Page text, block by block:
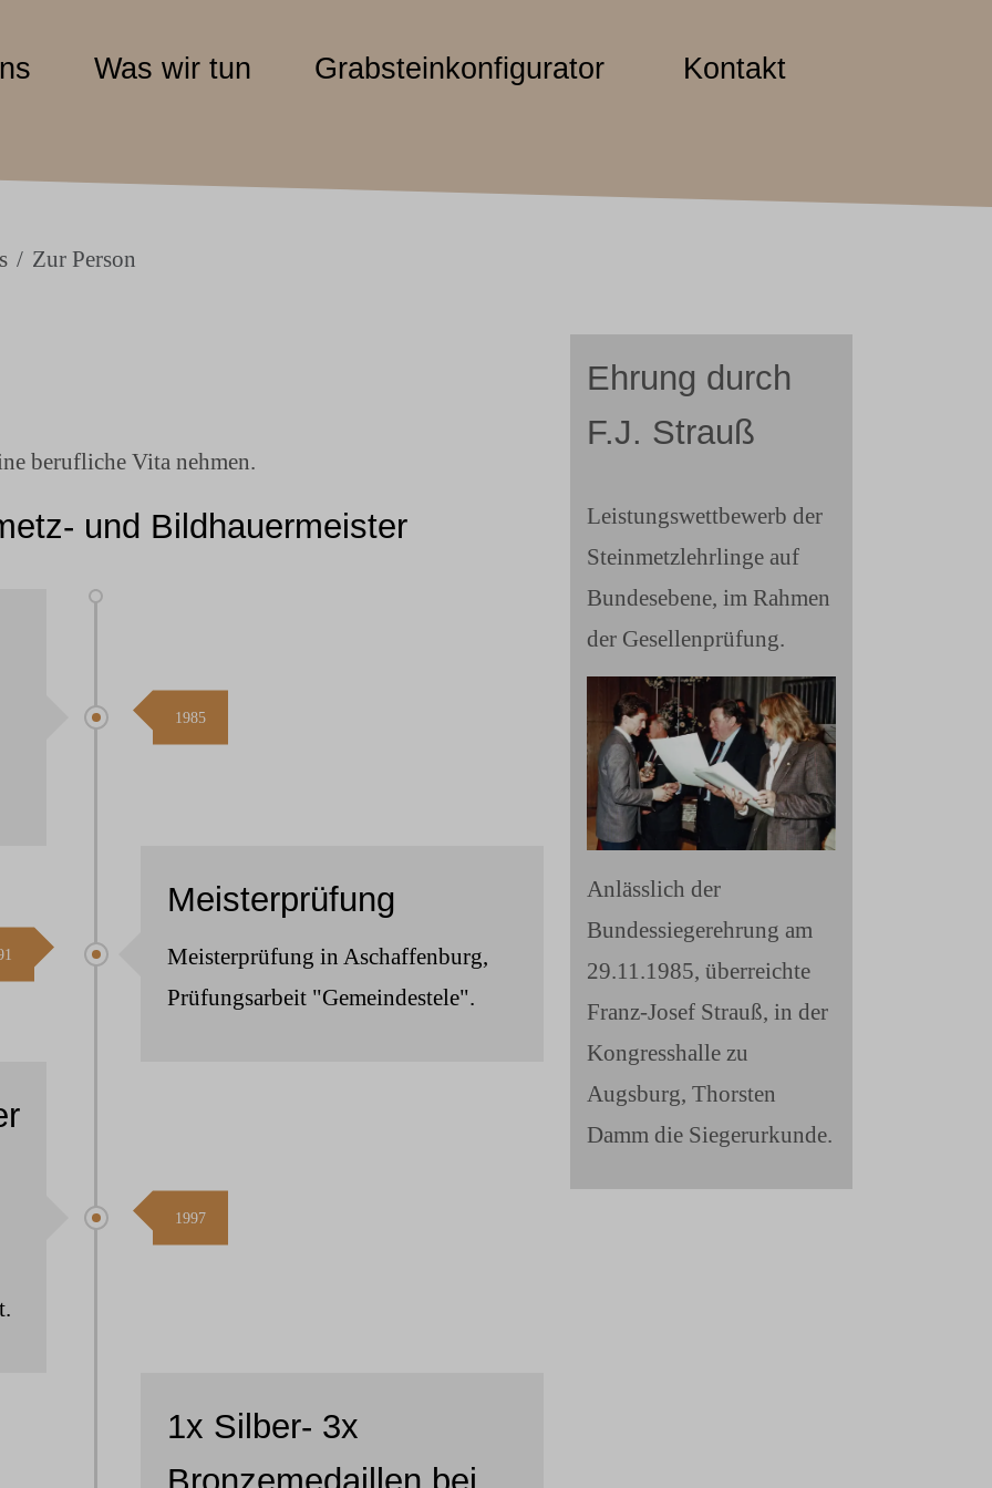
Was wir tun Grabsteinkonfigurator Kontakt
Zur Person
berufliche Vita nehmen.
und Bildhauermeister
1985
Meisterprüfung
Meisterprüfung in Aschaffenburg,
Prüfungsarbeit "Gemeindestele".
1997
1x Silber- 3x
Ehrung durch
F.J. Strauß
Leistungswettbewerb der
Steinmetzlehrlinge auf
Bundesebene, im Rahmen
der Gesellenprüfung.
Anlässlich der
Bundessiegerehrung am
29.11.1985, überreichte
Franz-Josef Strauß, in der
Kongresshalle zu
Augsburg, Thorsten
Damm die Siegerurkunde.